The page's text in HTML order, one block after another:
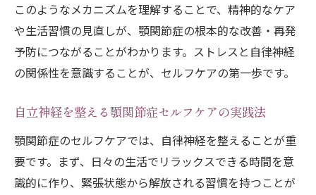
このようなメカニズムを理解することで、精神的なケア
や生活習慣の見直しが、顎関節症の根本的な改善・再発
予防につながることがわかります。ストレスと自律神経
の関係性を意識することが、セルフケアの第一歩です。
自立神経を整える顎関節症セルフケアの実践法
顎関節症のセルフケアでは、自律神経を整えることが重
要です。まず、日々の生活でリラックスできる時間を意
識的に作り、緊張状態から解放される習慣を持つことが